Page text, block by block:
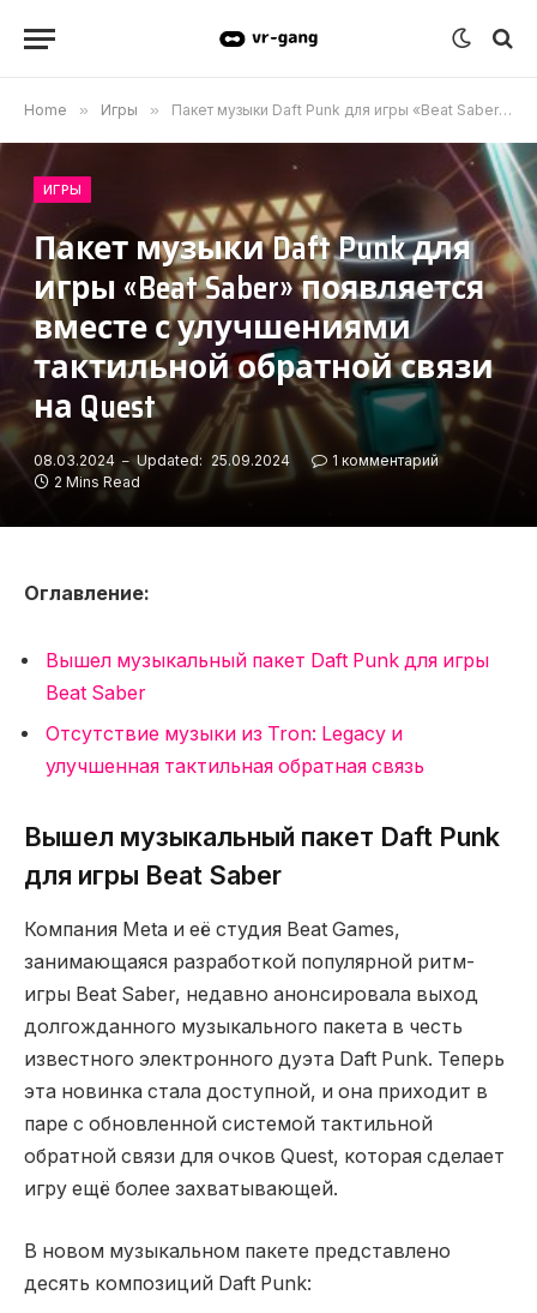
Home » Игры » Пакет музыки Daft Punk для игры «Beat Saber» появляется вместе с улучшениями тактильной обратной связи на Quest
ИГРЫ
Пакет музыки Daft Punk для
игры «Beat Saber» появляется
вместе с улучшениями
тактильной обратной связи
на Quest
08.03.2024 Updated: 25.09.2024
1 комментарий
2 Mins Read
Оглавление:
Вышел музыкальный пакет Daft Punk для игры
Beat Saber
Отсутствие музыки из Tron: Legacy и
улучшенная тактильная обратная связь
Вышел музыкальный пакет Daft Punk
для игры Beat Saber
Компания Meta и её студия Beat Games,
занимающаяся разработкой популярной ритм-
игры Beat Saber, недавно анонсировала выход
долгожданного музыкального пакета в честь
известного электронного дуэта Daft Punk. Теперь
эта новинка стала доступной, и она приходит в
паре с обновленной системой тактильной
обратной связи для очков Quest, которая сделает
игру ещё более захватывающей.
В новом музыкальном пакете представлено
десять композиций Daft Punk: